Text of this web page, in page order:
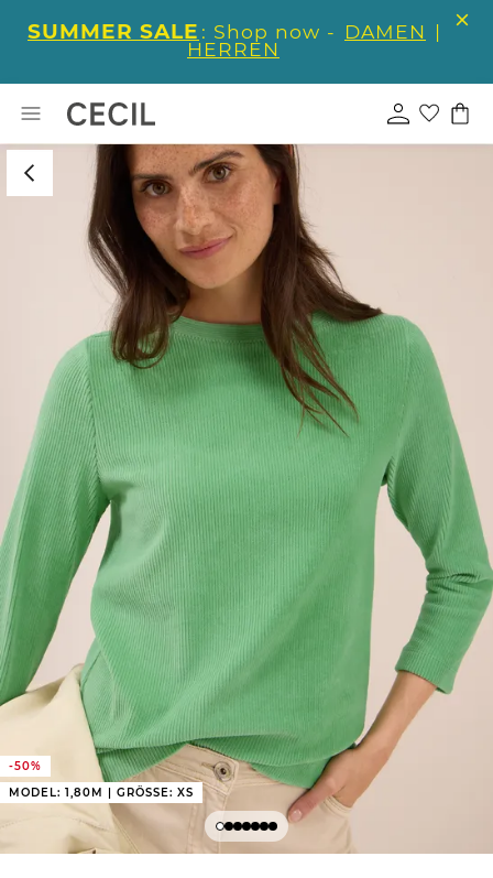
SUMMER SALE : Shop now - DAMEN |
HERREN
-50%
MODEL: 1,80M | GRÖSSE: XS